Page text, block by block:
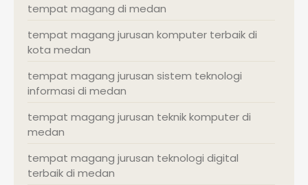
tempat magang di medan
tempat magang jurusan komputer terbaik di
kota medan
tempat magang jurusan sistem teknologi
informasi di medan
tempat magang jurusan teknik komputer di
medan
tempat magang jurusan teknologi digital
terbaik di medan